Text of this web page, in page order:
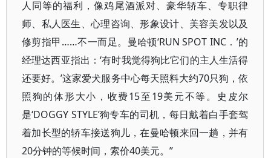
人同等的福利，像鸡尾酒派对、豪华轿车、专职律
师、私人医生、心理咨询、形象设计、美容美发以及
修剪指甲……不一而足。曼哈顿‘RUN SPOT INC．’的
经理达西亚指出：‘有时我觉得狗比它们的主人生活得
还要好。’这家爱犬服务中心每天照料大约70只狗，依
照狗的体形大小，收费15至19美元不等。史皮尔
是‘DOGGY STYLE’狗专车的司机，每日戴着白手套驾
着加长型的轿车接送狗儿，在曼哈顿来回一趟，并有
20分钟的等候时间，索价40美元。”